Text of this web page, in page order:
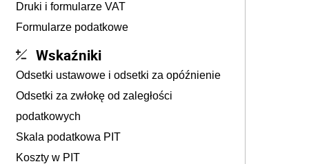
Druki i formularze VAT
Formularze podatkowe
Wskaźniki
Odsetki ustawowe i odsetki za opóźnienie
Odsetki za zwłokę od zaległości
podatkowych
Skala podatkowa PIT
Koszty w PIT